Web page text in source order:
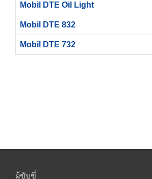
Mobil DTE Oil Light
Mobil DTE 832
Mobil DTE 732
ผู้ขับขี่